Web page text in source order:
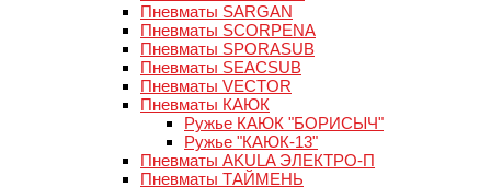
Пневматы SARGAN
Пневматы SCORPENA
Пневматы SPORASUB
Пневматы SEACSUB
Пневматы VECTOR
Пневматы КАЮК
Ружье КАЮК "БОРИСЫЧ"
Ружье "КАЮК-13"
Пневматы AKULA ЭЛЕКТРО-П
Пневматы ТАЙМЕНЬ